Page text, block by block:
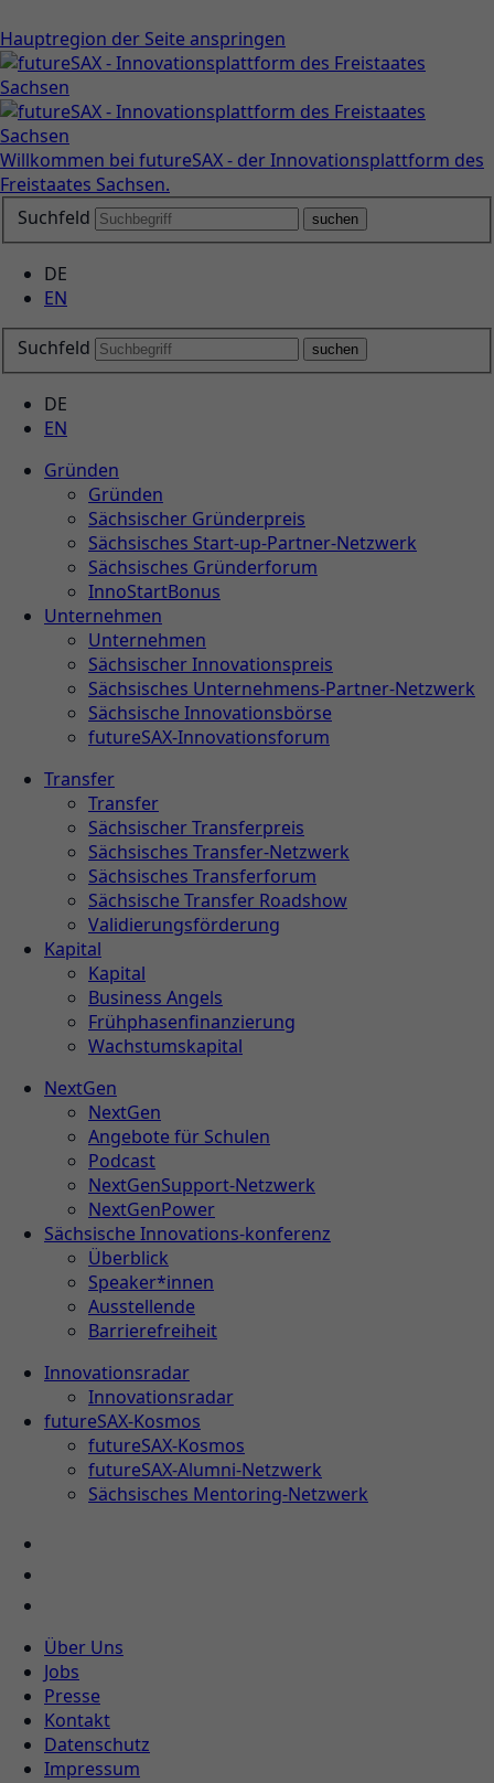
Hauptregion der Seite anspringen
Willkommen bei futureSAX - der Innovationsplattform des
Freistaates Sachsen.
Suchfeld
suchen
DE
EN
Suchfeld suchen
DE
EN
Gründen
Gründen
Sächsischer Gründerpreis
Sächsisches Start-up-Partner-Netzwerk
Sächsisches Gründerforum
InnoStartBonus
Unternehmen
Unternehmen
Sächsischer Innovationspreis
Sächsisches Unternehmens-Partner-Netzwerk
Sächsische Innovationsbörse
futureSAX-Innovationsforum
Transfer
Transfer
Sächsischer Transferpreis
Sächsisches Transfer-Netzwerk
Sächsisches Transferforum
Sächsische Transfer Roadshow
Validierungsförderung
Kapital
Kapital
Business Angels
Frühphasenfinanzierung
Wachstumskapital
NextGen
NextGen
Angebote für Schulen
Podcast
NextGenSupport-Netzwerk
NextGenPower
Sächsische Innovations-konferenz
Überblick
Speaker*innen
Ausstellende
Barrierefreiheit
Innovationsradar
Innovationsradar
futureSAX-Kosmos
futureSAX-Kosmos
futureSAX-Alumni-Netzwerk
Sächsisches Mentoring-Netzwerk
Über Uns
Jobs
Presse
Kontakt
Datenschutz
Impressum